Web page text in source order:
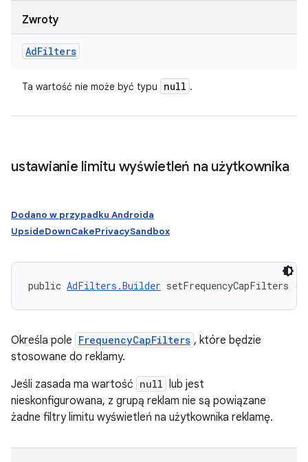
Zwroty
AdFilters
Ta wartość nie może być typu null .
ustawianie limitu wyświetleń na użytkownika
Dodano w przypadku Androida
UpsideDownCakePrivacySandbox
public AdFilters.Builder setFrequencyCapFilters (
Określa pole FrequencyCapFilters , które będzie
stosowane do reklamy.
Jeśli zasada ma wartość null lub jest
nieskonfigurowana, z grupą reklam nie są powiązane
żadne filtry limitu wyświetleń na użytkownika reklamę.